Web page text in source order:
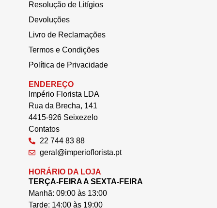
Resolução de Litígios
Devoluções
Livro de Reclamações
Termos e Condições
Política de Privacidade
ENDEREÇO
Império Florista LDA
Rua da Brecha, 141
4415-926 Seixezelo
Contatos
22 744 83 88
geral@imperioflorista.pt
HORÁRIO DA LOJA
TERÇA-FEIRA A SEXTA-FEIRA
Manhã: 09:00 às 13:00
Tarde: 14:00 às 19:00